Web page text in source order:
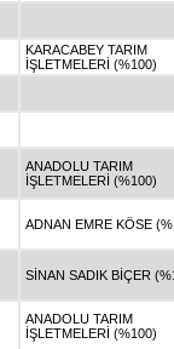
KARACABEY TARIM
İŞLETMELERİ (%100)
ANADOLU TARIM
İŞLETMELERİ (%100)
ADNAN EMRE KÖSE
SİNAN SADIK BİÇER
ANADOLU TARIM
İŞLETMELERİ (%100)